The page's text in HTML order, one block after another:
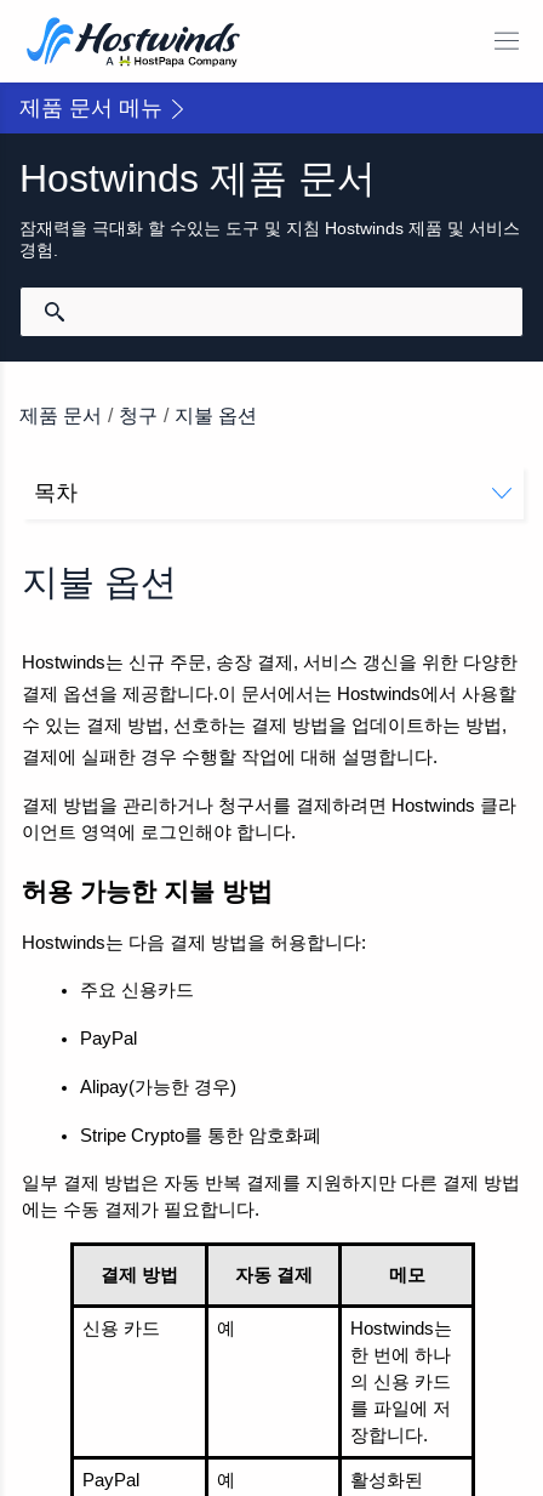
제품 문서 메뉴
Hostwinds 제품 문서
잠재력을 극대화 할 수있는 도구 및 지침 Hostwinds 제품 및 서비스
경험.
제품 문서 / 청구 / 지불 옵션
목차
기본 결제 방법 선택 또는 변경
실패한 지불
활성 서비스 및 미지급 송장
관련 기사
지불 옵션
Hostwinds는 신규 주문, 송장 결제, 서비스 갱신을 위한 다양한
결제 옵션을 제공합니다.이 문서에서는 Hostwinds에서 사용할
수 있는 결제 방법, 선호하는 결제 방법을 업데이트하는 방법,
결제에 실패한 경우 수행할 작업에 대해 설명합니다.
결제 방법을 관리하거나 청구서를 결제하려면 Hostwinds 클라
이언트 영역에 로그인해야 합니다.
허용 가능한 지불 방법
Hostwinds는 다음 결제 방법을 허용합니다:
주요 신용카드
PayPal
Alipay(가능한 경우)
Stripe Crypto를 통한 암호화폐
일부 결제 방법은 자동 반복 결제를 지원하지만 다른 결제 방법
에는 수동 결제가 필요합니다.
결제 방법 자동 결제 메모
신용 카드 예
Hostwinds는
한 번에 하나
의 신용 카드
를 파일에 저
장합니다.
PayPal 예
활성화된